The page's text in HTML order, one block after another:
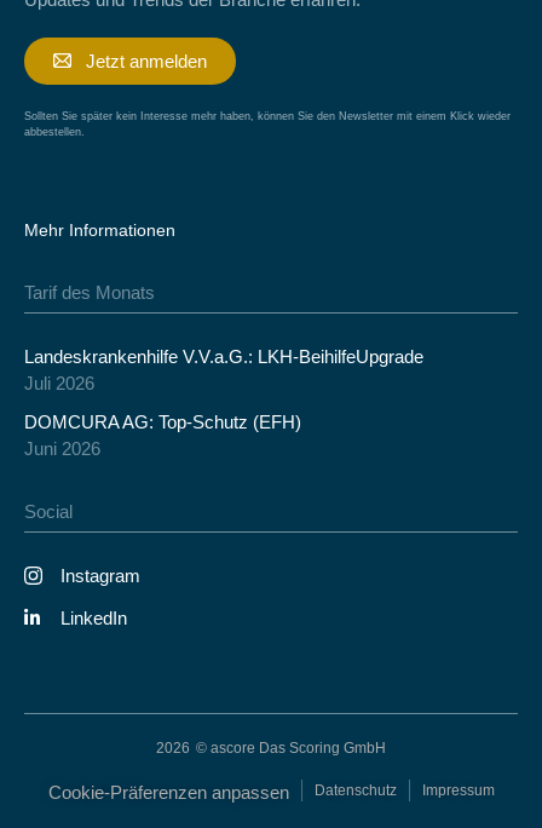
Jetzt anmelden
Sollten Sie später kein Interesse mehr haben, können Sie den Newsletter mit einem Klick wieder
abbestellen.
Mehr Informationen
Tarif des Monats
Landeskrankenhilfe V.V.a.G.: LKH-BeihilfeUpgrade
Juli 2026
DOMCURA AG: Top-Schutz (EFH)
Juni 2026
Social
Instagram
LinkedIn
2026 © ascore Das Scoring GmbH
Cookie-Präferenzen anpassen Datenschutz Impressum